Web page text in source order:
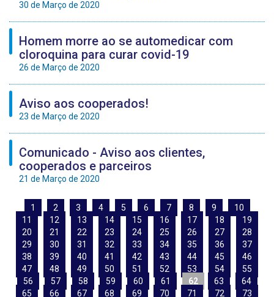
30 de Março de 2020
Homem morre ao se automedicar com
cloroquina para curar covid-19
26 de Março de 2020
Aviso aos cooperados!
23 de Março de 2020
Comunicado - Aviso aos clientes,
cooperados e parceiros
21 de Março de 2020
1 2 3 4 5 6 7 8 9
10
11
12 13 14 15 16 17 18
19
20
21 22 23 24 25 26 27
28
29
30 31 32 33 34 35 36
37
38
39 40 41 42 43 44 45
46
47
48 49 50 51 52 53 54
55
56
57 58 59 60 61 62 63
64
65
66 67 68 69 70 71 72 73